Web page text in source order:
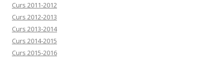
Curs 2011-2012
Curs 2012-2013
Curs 2013-2014
Curs 2014-2015
Curs 2015-2016